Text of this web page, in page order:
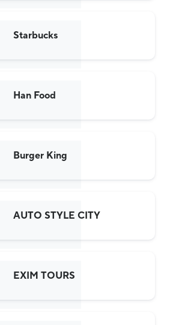
Starbucks
Han Food
Burger King
AUTO STYLE CITY
EXIM TOURS